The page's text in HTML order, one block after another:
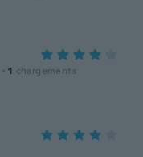
· 1 chargements